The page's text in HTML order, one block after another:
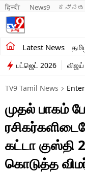
हिन्दी News9 ಕನ್ನಡ
Latest News
சமீபத்திய செய்திகள்
தமிழ்நாடு
இந்தியா
உலகம்
விளையாட்டு
பொழுதுபோக்கு
பட்ஜெட் 2026 விஜய்
TV9 Tamil News
முதல் பாகம்
கட்டா குஸ்தி
கொடுத்த